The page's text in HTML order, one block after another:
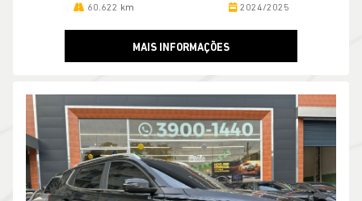
60.622 km 2024/2025
MAIS INFORMAÇÕES